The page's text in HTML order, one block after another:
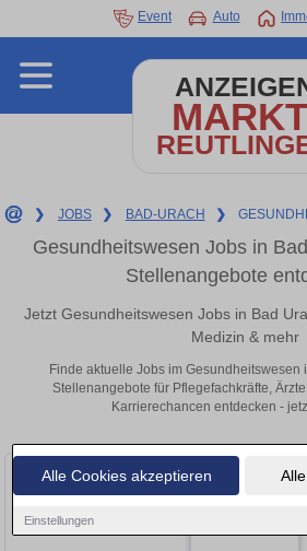
Alle Cookies akzeptieren
Einstellungen
Event Auto
❯ JOBS ❯ BAD-URACH ❯
Gesundheitswesen Jobs in
Stellenangebote
Jetzt Gesundheitswesen Jobs in Bad
Medizin & mehr
Finde aktuelle Jobs im Gesundheitswesen
Stellenangebote für Pflegefachkräfte,
Karrierechancen entdecken -